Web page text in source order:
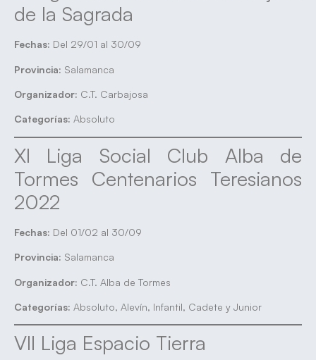
de la Sagrada
Fechas: Del 29/01 al 30/09
Provincia: Salamanca
Organizador: C.T. Carbajosa
Categorías: Absoluto
XI Liga Social Club Alba de
Tormes Centenarios Teresianos
2022
Fechas: Del 01/02 al 30/09
Provincia: Salamanca
Organizador: C.T. Alba de Tormes
Categorías: Absoluto, Alevín, Infantil, Cadete y Junior
VII Liga Espacio Tierra